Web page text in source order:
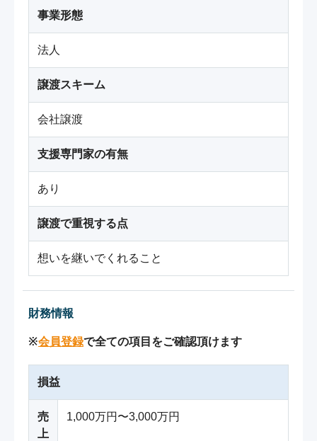
事業形態
法人
譲渡スキーム
会社譲渡
支援専門家の有無
あり
譲渡で重視する点
想いを継いでくれること
財務情報
※会員登録で全ての項目をご確認頂けます
損益
売
上
1,000万円〜3,000万円